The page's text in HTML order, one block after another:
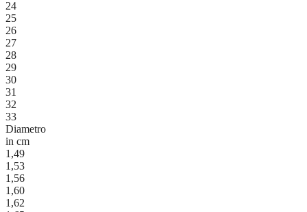
24
25
26
27
28
29
30
31
32
33
Diametro
in cm
1,49
1,53
1,56
1,60
1,62